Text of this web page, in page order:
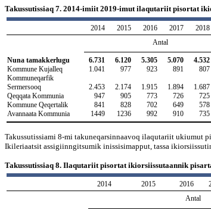
Takussutissiaq 7. 2014-imiit 2019-imut ilaqutariit pisortat
2014 2015 2016 2017 2018
Antal
Nuna tamakkerlugu 6.731 6.120 5.305 5.070 4.532
Kommune Kujalleq
1.041 977 923 891 807
Kommuneqarfik
Sermersooq
2.453 2.174 1.915 1.894 1.687
Qeqqata Kommunia
947 905 773 726 725
Kommune Qeqertalik
841 828 702 649 578
Avannaata Kommunia
1449 1236 992 910 735
Takussutissiami 8-mi takuneqarsinnaavoq ilaqutariit ukiumut
Ikileriaatsit assigiinngitsumik inissisimapput, tassa
Takussutissiaq 8. Ilaqutariit pisortat ikiorsiissutaannik
2014 2015 2016
Antal